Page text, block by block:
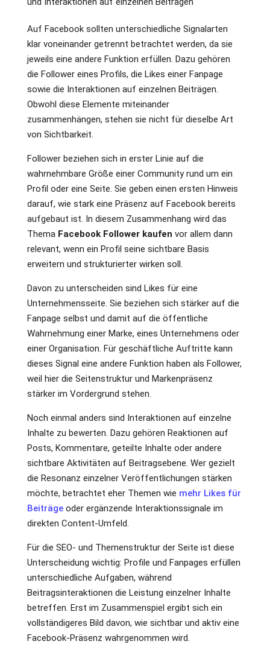
Auf Facebook sollten unterschiedliche Signalarten
klar voneinander getrennt betrachtet werden, da sie
jeweils eine andere Funktion erfüllen. Dazu gehören
die Follower eines Profils, die Likes einer Fanpage
sowie die Interaktionen auf einzelnen Beiträgen.
Obwohl diese Elemente miteinander
zusammenhängen, stehen sie nicht für dieselbe Art
von Sichtbarkeit.
Follower beziehen sich in erster Linie auf die
wahrnehmbare Größe einer Community rund um ein
Profil oder eine Seite. Sie geben einen ersten Hinweis
darauf, wie stark eine Präsenz auf Facebook bereits
aufgebaut ist. In diesem Zusammenhang wird das
Thema Facebook Follower kaufen vor allem dann
relevant, wenn ein Profil seine sichtbare Basis
erweitern und strukturierter wirken soll.
Davon zu unterscheiden sind Likes für eine
Unternehmensseite. Sie beziehen sich stärker auf die
Fanpage selbst und damit auf die öffentliche
Wahrnehmung einer Marke, eines Unternehmens oder
einer Organisation. Für geschäftliche Auftritte kann
dieses Signal eine andere Funktion haben als Follower,
weil hier die Seitenstruktur und Markenpräsenz
stärker im Vordergrund stehen.
Noch einmal anders sind Interaktionen auf einzelne
Inhalte zu bewerten. Dazu gehören Reaktionen auf
Posts, Kommentare, geteilte Inhalte oder andere
sichtbare Aktivitäten auf Beitragsebene. Wer gezielt
die Resonanz einzelner Veröffentlichungen stärken
möchte, betrachtet eher Themen wie mehr Likes für
Beiträgeoder ergänzende Interaktionssignale im
direkten Content-Umfeld.
Für die SEO- und Themenstruktur der Seite ist diese
Unterscheidung wichtig: Profile und Fanpages erfüllen
unterschiedliche Aufgaben, während
Beitragsinteraktionen die Leistung einzelner Inhalte
betreffen. Erst im Zusammenspiel ergibt sich ein
vollständigeres Bild davon, wie sichtbar und aktiv eine
Facebook-Präsenz wahrgenommen wird.